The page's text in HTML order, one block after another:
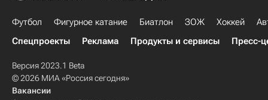
Футбол Фигурное катание Биатлон ЗОЖ Хоккей
Спецпроекты
Реклама Продукты и сервисы Пресс-
Версия 2023.1 Beta
© 2026 МИА «Россия сегодня»
Вакансии